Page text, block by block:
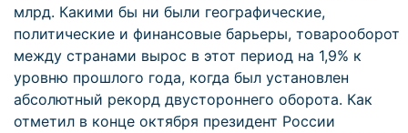
млрд. Какими бы ни были географические,
политические и финансовые барьеры, товарооборот
между странами вырос в этот период на 1,9% к
уровню прошлого года, когда был установлен
абсолютный рекорд двустороннего оборота. Как
отметил в конце октября президент России